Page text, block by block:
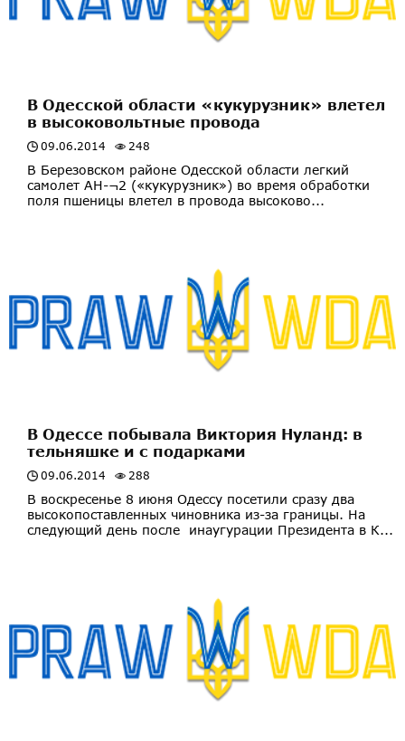
В Одесской области «кукурузник» влетел
в высоковольтные провода
09.06.2014 248
В Березовском районе Одесской области легкий
самолет АН-¬2 («кукурузник») во время обработки
поля пшеницы влетел в провода высоково...
В Одессе побывала Виктория Нуланд: в
тельняшке и с подарками
09.06.2014 288
В воскресенье 8 июня Одессу посетили сразу два
высокопоставленных чиновника из-за границы. На
следующий день после инаугурации Президента в К...